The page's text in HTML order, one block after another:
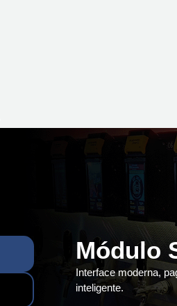
Módulo
Interface moderna,
inteligente.